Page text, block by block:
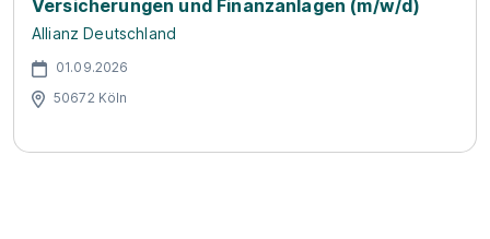
Versicherungen und Finanzanlagen (m/w/d)
Allianz Deutschland
01.09.2026
50672 Köln